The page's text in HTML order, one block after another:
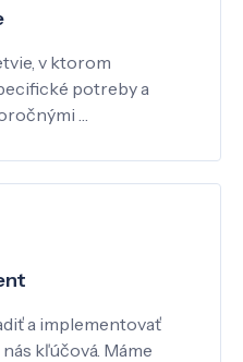
v ktorom
potreby a
…
a implementovať
kľúčová. Máme